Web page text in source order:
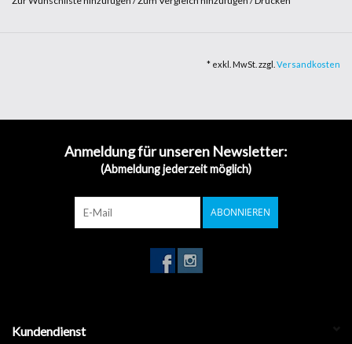
Eingangsbereich hervorzuheben. Sollte ein Glasbruch durch Unfall
noch zusätzlich 95% der UV Strahlung, den Hauptgrund des
Verblassens von Mobiliar und Ähnlichem.
Feuerwiderstandsklasse: M1
REACH, RoHS konform: respektiert
Keine Schrumpfung durch PET Material
* exkl. MwSt. zzgl. Versandkosten
Anmeldung für unseren Newsletter:
(Abmeldung jederzeit möglich)
ABONNIEREN
Kundendienst